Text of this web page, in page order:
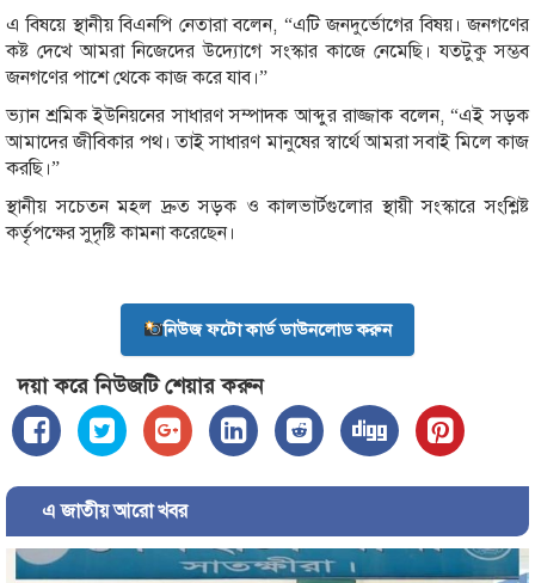
এ বিষয়ে স্থানীয় বিএনপি নেতারা বলেন, “এটি জনদুর্ভোগের বিষয়। জনগণের
কষ্ট দেখে আমরা নিজেদের উদ্যোগে সংস্কার কাজে নেমেছি। যতটুকু সম্ভব
জনগণের পাশে থেকে কাজ করে যাব।”
ভ্যান শ্রমিক ইউনিয়নের সাধারণ সম্পাদক আব্দুর রাজ্জাক বলেন, “এই সড়ক
আমাদের জীবিকার পথ। তাই সাধারণ মানুষের স্বার্থে আমরা সবাই মিলে কাজ
করছি।”
স্থানীয় সচেতন মহল দ্রুত সড়ক ও কালভার্টগুলোর স্থায়ী সংস্কারে সংশ্লিষ্ট
কর্তৃপক্ষের সুদৃষ্টি কামনা করেছেন।
নিউজ ফটো কার্ড ডাউনলোড করুন
দয়া করে নিউজটি শেয়ার করুন
এ জাতীয় আরো খবর